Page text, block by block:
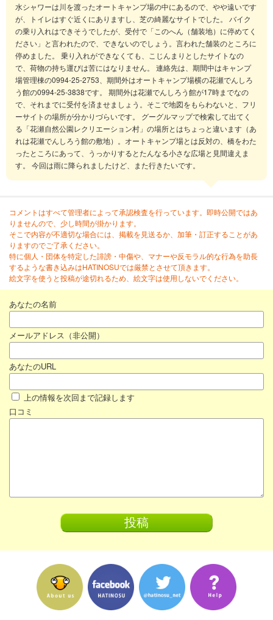
水シャワーは川を渡ったオートキャンプ場の中にあるので、やや遠いです
が、トイレはすぐ近くにありますし、芝の綺麗なサイトでした。 バイク
の乗り入れはできそうでしたが、受付で「このへん（舗装地）に停めてく
ださい」と言われたので、できないのでしょう。言われた舗装のところに
停めました。 乗り入れができなくても、こじんまりとしたサイトなの
で、荷物の持ち運びは苦にはなりません。 連絡先は、期間中はキャンプ
場管理棟の0994-25-2753、期間外はオートキャンプ場横の花瀬でんしろ
う館の0994-25-3838です。 期間外は花瀬でんしろう館が17時までなの
で、それまでに受付を済ませましょう。そこで地図をもらわないと、フリ
ーサイトの場所が分かりづらいです。 グーグルマップで検索して出てく
る「花瀬自然公園レクリエーション村」の場所とはちょっと違います（あ
れは花瀬でんしろう館の敷地）。オートキャンプ場とは反対の、橋をわた
ったところにあって、うっかりするとたんなる小さな広場と見間違えま
す。 今回は雨に降られましたけど、また行きたいです。
コメントはすべて管理者によって承認検査を行っています。即時公開ではあ
りませんので、少し時間が掛かります。
そこで内容が不適切な場合には、掲載を見送るか、加筆・訂正することがあ
りますのでご了承ください。
特に個人・団体を特定した誹謗・中傷や、マナーや反モラル的な行為を助長
するような書き込みはHATINOSUでは厳禁とさせて頂きます。
絵文字を使うと投稿が途切れるため、絵文字は使用しないでください。
あなたの名前
メールアドレス（非公開）
あなたのURL
上の情報を次回まで記録します
口コミ